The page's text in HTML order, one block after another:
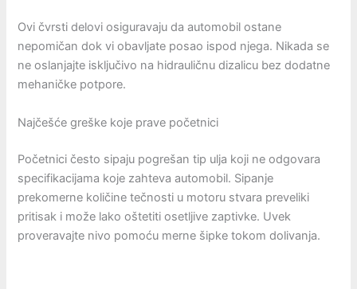
Ovi čvrsti delovi osiguravaju da automobil ostane
nepomičan dok vi obavljate posao ispod njega. Nikada se
ne oslanjajte isključivo na hidrauličnu dizalicu bez dodatne
mehaničke potpore.
Najčešće greške koje prave početnici
Početnici često sipaju pogrešan tip ulja koji ne odgovara
specifikacijama koje zahteva automobil. Sipanje
prekomerne količine tečnosti u motoru stvara preveliki
pritisak i može lako oštetiti osetljive zaptivke. Uvek
proveravajte nivo pomoću merne šipke tokom dolivanja.